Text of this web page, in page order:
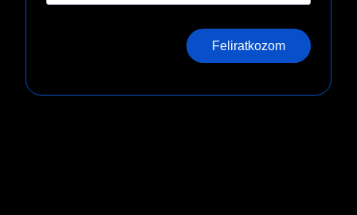
Feliratkozom